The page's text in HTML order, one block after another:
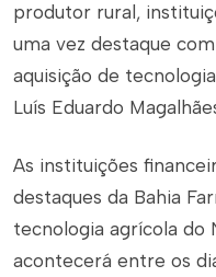
produtor rural,
uma vez destaque
aquisição de
Luís Eduardo
As instituições
destaques da Bahia
tecnologia agrícola do
acontecerá entre os